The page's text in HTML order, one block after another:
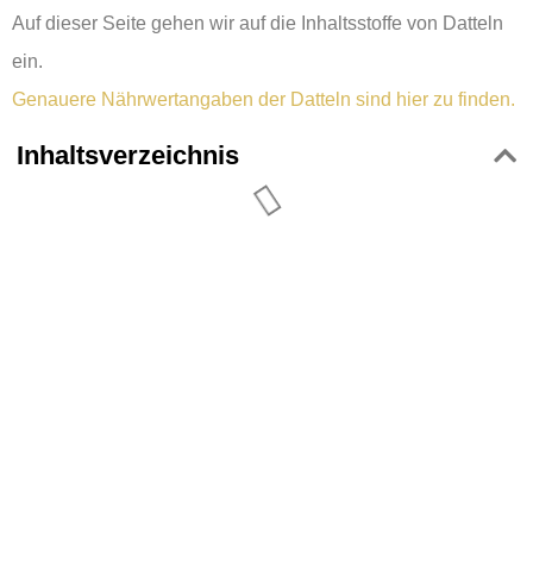
Auf dieser Seite gehen wir auf die Inhaltsstoffe von Datteln
ein.
Genauere Nährwertangaben der Datteln sind hier zu finden.
Inhaltsverzeichnis